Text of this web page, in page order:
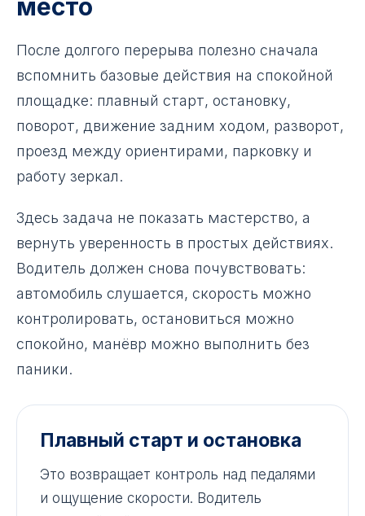
место
После долгого перерыва полезно сначала
вспомнить базовые действия на спокойной
площадке: плавный старт, остановку,
поворот, движение задним ходом, разворот,
проезд между ориентирами, парковку и
работу зеркал.
Здесь задача не показать мастерство, а
вернуть уверенность в простых действиях.
Водитель должен снова почувствовать:
автомобиль слушается, скорость можно
контролировать, остановиться можно
спокойно, манёвр можно выполнить без
паники.
Плавный старт и остановка
Это возвращает контроль над педалями
и ощущение скорости. Водитель